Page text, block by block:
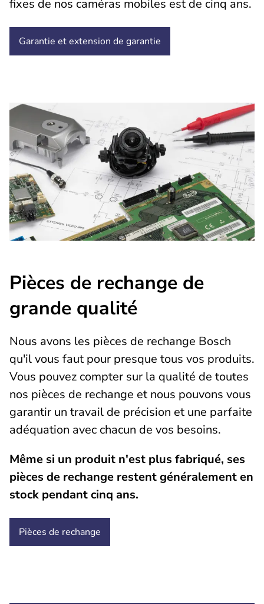
fixes de nos caméras mobiles est de cinq ans.
Garantie et extension de garantie
Pièces de rechange de
grande qualité
Nous avons les pièces de rechange Bosch
qu'il vous faut pour presque tous vos produits.
Vous pouvez compter sur la qualité de toutes
nos pièces de rechange et nous pouvons vous
garantir un travail de précision et une parfaite
adéquation avec chacun de vos besoins.
Même si un produit n'est plus fabriqué, ses
pièces de rechange restent généralement en
stock pendant cinq ans.
Pièces de rechange